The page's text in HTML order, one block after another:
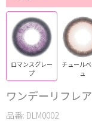
ロマンスグレー
プ
チュール
ュ
ワンデーリフレ
品番: DLM0002